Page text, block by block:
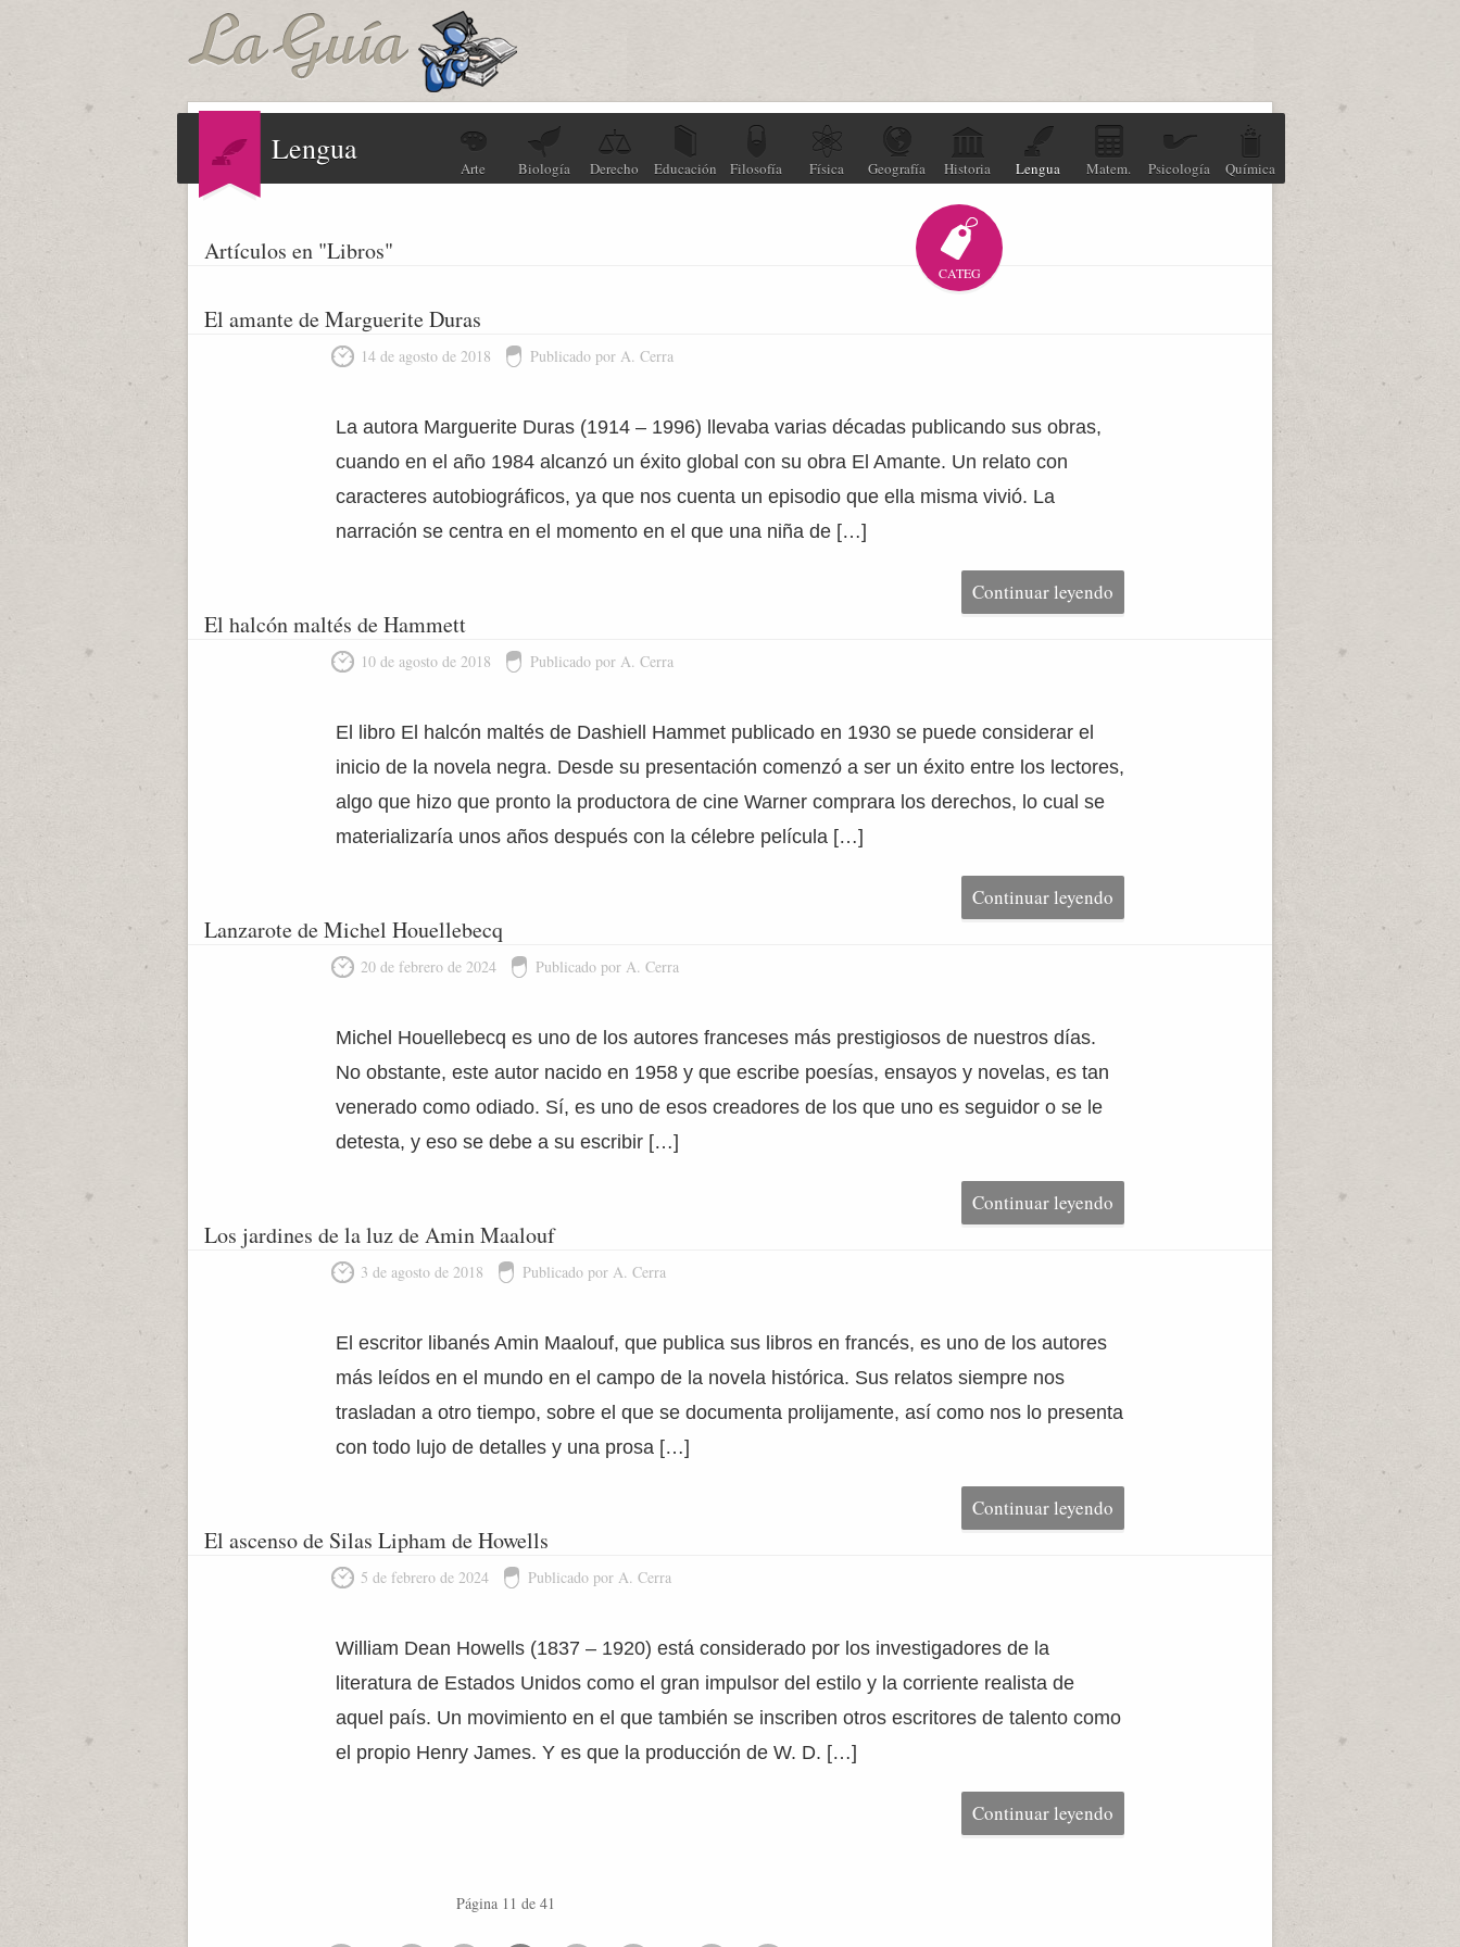
Lengua
Arte Biología Derecho Educación Filosofía Física Geografía Historia Lengua Matem. Psicología Química
Artículos en "Libros"
CATEG
El amante de Marguerite Duras
14 de agosto de 2018 Publicado por A. Cerra
La autora Marguerite Duras (1914 – 1996) llevaba varias décadas publicando sus obras,
cuando en el año 1984 alcanzó un éxito global con su obra El Amante. Un relato con
caracteres autobiográficos, ya que nos cuenta un episodio que ella misma vivió. La
narración se centra en el momento en el que una niña de […]
Continuar leyendo
El halcón maltés de Hammett
10 de agosto de 2018 Publicado por A. Cerra
El libro El halcón maltés de Dashiell Hammet publicado en 1930 se puede considerar el
inicio de la novela negra. Desde su presentación comenzó a ser un éxito entre los lectores,
algo que hizo que pronto la productora de cine Warner comprara los derechos, lo cual se
materializaría unos años después con la célebre película […]
Continuar leyendo
Lanzarote de Michel Houellebecq
20 de febrero de 2024 Publicado por A. Cerra
Michel Houellebecq es uno de los autores franceses más prestigiosos de nuestros días.
No obstante, este autor nacido en 1958 y que escribe poesías, ensayos y novelas, es tan
venerado como odiado. Sí, es uno de esos creadores de los que uno es seguidor o se le
detesta, y eso se debe a su escribir […]
Continuar leyendo
Los jardines de la luz de Amin Maalouf
3 de agosto de 2018 Publicado por A. Cerra
El escritor libanés Amin Maalouf, que publica sus libros en francés, es uno de los autores
más leídos en el mundo en el campo de la novela histórica. Sus relatos siempre nos
trasladan a otro tiempo, sobre el que se documenta prolijamente, así como nos lo presenta
con todo lujo de detalles y una prosa […]
Continuar leyendo
El ascenso de Silas Lipham de Howells
5 de febrero de 2024 Publicado por A. Cerra
William Dean Howells (1837 – 1920) está considerado por los investigadores de la
literatura de Estados Unidos como el gran impulsor del estilo y la corriente realista de
aquel país. Un movimiento en el que también se inscriben otros escritores de talento como
el propio Henry James. Y es que la producción de W. D. […]
Continuar leyendo
Página 11 de 41